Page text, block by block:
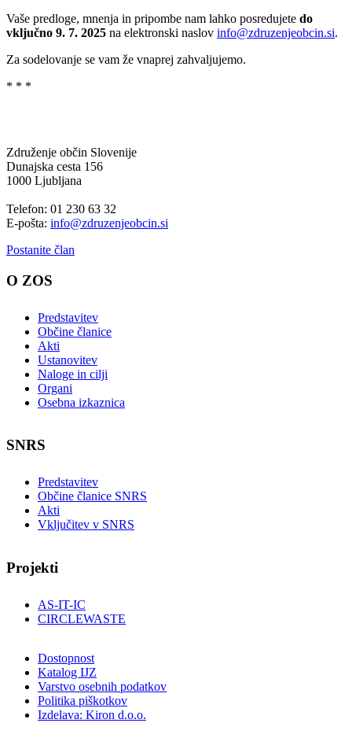
Vaše predloge, mnenja in pripombe nam lahko posredujete do
vključno 9. 7. 2025 na elektronski naslov info@zdruzenjeobcin.si.
Za sodelovanje se vam že vnaprej zahvaljujemo.
* * *
Združenje občin Slovenije
Dunajska cesta 156
1000 Ljubljana
Telefon: 01 230 63 32
E-pošta: info@zdruzenjeobcin.si
Postanite član
O ZOS
Predstavitev
Občine članice
Akti
Ustanovitev
Naloge in cilji
Organi
Osebna izkaznica
SNRS
Predstavitev
Občine članice SNRS
Akti
Vključitev v SNRS
Projekti
AS-IT-IC
CIRCLEWASTE
Dostopnost
Katalog IJZ
Varstvo osebnih podatkov
Politika piškotkov
Izdelava: Kiron d.o.o.